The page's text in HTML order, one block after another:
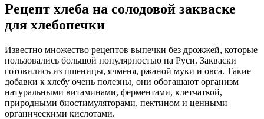
Рецепт хлеба на солодовой закваске
для хлебопечки
Известно множество рецептов выпечки без дрожжей, которые
пользовались большой популярностью на Руси. Закваски
готовились из пшеницы, ячменя, ржаной муки и овса. Такие
добавки к хлебу очень полезны, они обогащают организм
натуральными витаминами, ферментами, клетчаткой,
природными биостимуляторами, пектином и ценными
органическими кислотами.